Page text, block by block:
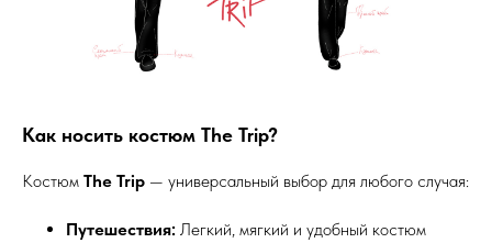
Как носить костюм The Trip?
Костюм The Trip — универсальный выбор для любого случая:
Путешествия: Легкий, мягкий и удобный костюм